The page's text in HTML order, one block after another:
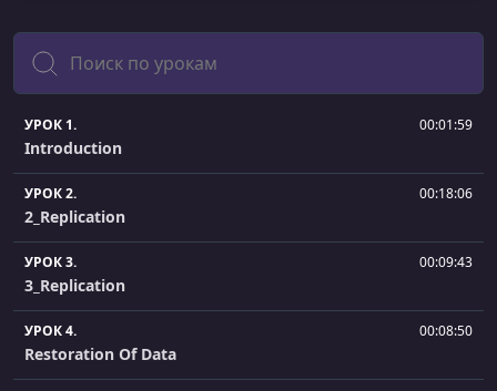
Поиск
УРОК 1. 00:01:59
Introduction
УРОК 2. 00:18:06
2_Replication
УРОК 3. 00:09:43
3_Replication
УРОК 4. 00:08:50
Restoration Of Data